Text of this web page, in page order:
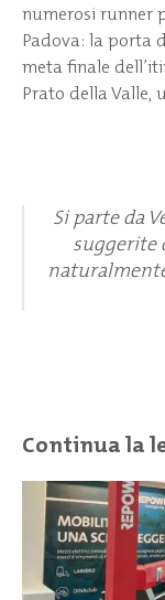
numerosi runner
Padova: la porta
meta finale
Prato della Valle,
Si parte da
suggerite
Continua la